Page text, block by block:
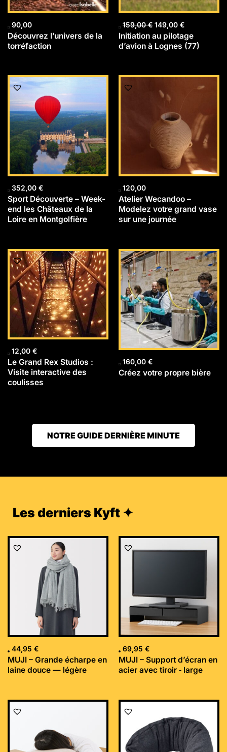
90,00
Découvrez l’univers de la
torréfaction
159,00€ 149,00 €
Initiation au pilotage
d’avion à Lognes (77)
352,00 €
Sport Découverte – Week-
end les Châteaux de la
Loire en Montgolfière
120,00
Atelier Wecandoo –
Modelez votre grand vase
sur une journée
12,00 €
Le Grand Rex Studios :
Visite interactive des
coulisses
160,00 €
Créez votre propre bière
NOTRE GUIDE DERNIÈRE MINUTE
Les derniers Kyft ✦
44,95 €
MUJI – Grande écharpe en
laine douce — légère
69,95 €
MUJI – Support d’écran en
acier avec tiroir ‐ large